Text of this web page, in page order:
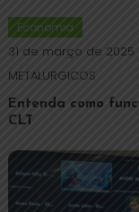
Economia
31 de março de 2025
METALURGICOS
Entenda como
CLT